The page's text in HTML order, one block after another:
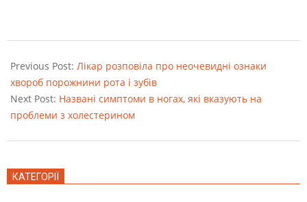
08-
23
Previous Post: Лікар розповіла про неочевидні ознаки
хвороб порожнини рота і зубів
Next Post: Названі симптоми в ногах, які вказують на
проблеми з холестерином
КАТЕГОРІЇ